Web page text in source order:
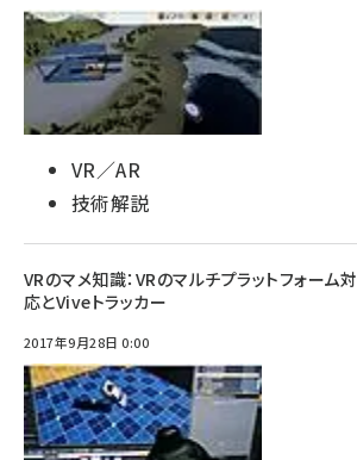
VR／AR
技術解説
VRのマメ知識：VRのマルチプラットフォーム対
応とViveトラッカー
2017年9月28日 0:00